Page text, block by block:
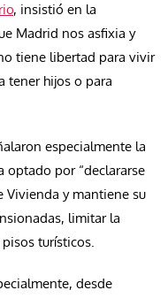
, insistió en la
Madrid nos asfixia y
tiene libertad para vivir
tener hijos o para
especialmente la
optado por “declararse
Vivienda y mantiene su
limitar la
turísticos.
desde